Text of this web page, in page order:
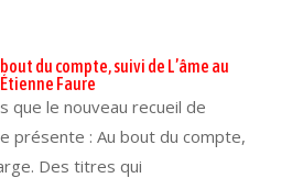
du compte, suivi de L’âme au
Faure
que le nouveau recueil de
présente : Au bout du compte,
Des titres qui